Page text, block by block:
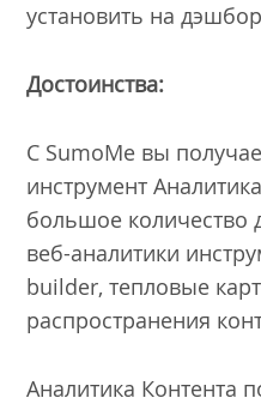
установить на
Достоинства:
С SumoMe вы
инструмент
большое количество
веб-аналитики
builder, тепловые
распространения
Аналитика Контента